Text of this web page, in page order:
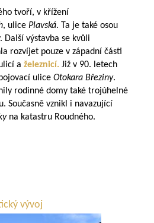
tvoří, v křížení
, ulice Plavská. Ta je také osou
Další výstavba se kvůli
rozvíjet pouze v západní části
a železnicí. Již v 90. letech
ulice Otokara Březiny.
rodinné domy také trojúhelné
Současně vznikl i navazující
na katastru Roudného.
vývoj